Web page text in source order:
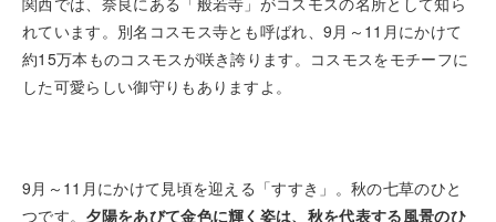
れています。別名コスモス寺とも呼ばれ、9月～11月にかけて
約15万本ものコスモスが咲き誇ります。コスモスをモチーフに
した可愛らしい御守りもありますよ。
9月～11月にかけて見頃を迎える「すすき」。秋の七草のひと
つです。 夕陽をあびて金色に輝く姿は、秋を代表する風景のひ